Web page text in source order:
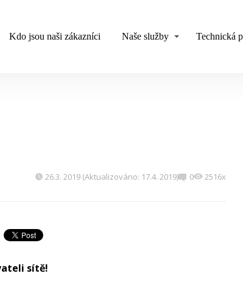
Kdo jsou naši zákazníci Naše služby Technická
26.3. 2019 (Aktualizováno: 17.4. 2019) 0 2516x
sítě!